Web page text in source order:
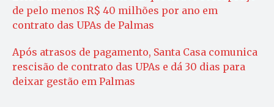
de pelo menos R$ 40 milhões por ano em
contrato das UPAs de Palmas
Após atrasos de pagamento, Santa Casa comunica
rescisão de contrato das UPAs e dá 30 dias para
deixar gestão em Palmas